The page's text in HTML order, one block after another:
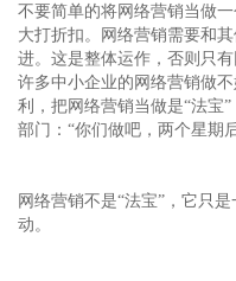
不要简单的将网络营销当做
大打折扣。网络营销需要和
进。这是整体运作，否则只
许多中小企业的网络营销做
利，把网络营销当做是“法宝
部门：“你们做吧，两个星期
网络营销不是“法宝”，它只
动。